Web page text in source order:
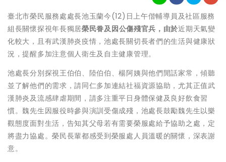
臺北市榮民服務處處長池玉蘭今(12)日上午偕輔導員及社區服務
組長關懷探視年長獨居榮民眷及因公傷殘官兵，由於近期天氣變
化較大，且有武漢肺炎疫情，池處長關切長者們的生活與健康狀
況，提醒多加注意個人衛生及自主健康管理。
池處長分別探視王伯伯、陸伯伯、楊阿姨與他們閒話家常，傾聽
並了解他們的需求，請同仁多加連結社福資源協助，尤其正值武
漢肺炎及流感肆虐期間，請多注重平日身體保健及良好飲食習
慣。魏先生因服役時參與演訓受傷成殘，池處長鼓勵魏先生以樂
觀態度面對生活，告知其父母若有需要榮服處給予協助之處，定
將盡力協處。榮民長輩都感受到榮服處人員溫暖的關懷，深表謝
意。